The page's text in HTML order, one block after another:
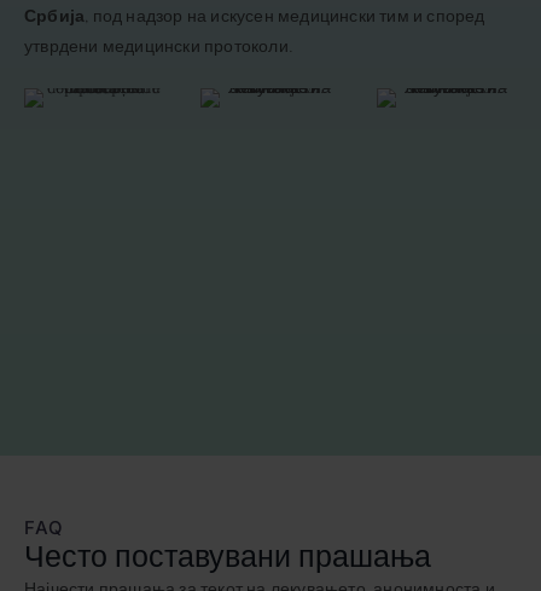
Србија, под надзор на искусен медицински тим и според
утврдени медицински протоколи.
FAQ
Често поставувани прашања